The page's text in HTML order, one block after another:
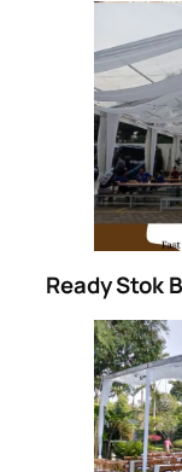
Ready Stok